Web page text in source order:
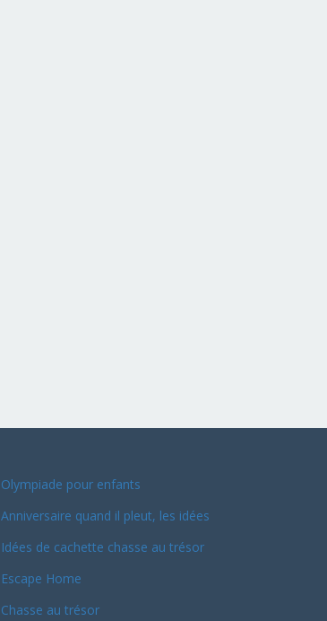
Olympiade pour enfants
Anniversaire quand il pleut, les idées
Idées de cachette chasse au trésor
Escape Home
Chasse au trésor